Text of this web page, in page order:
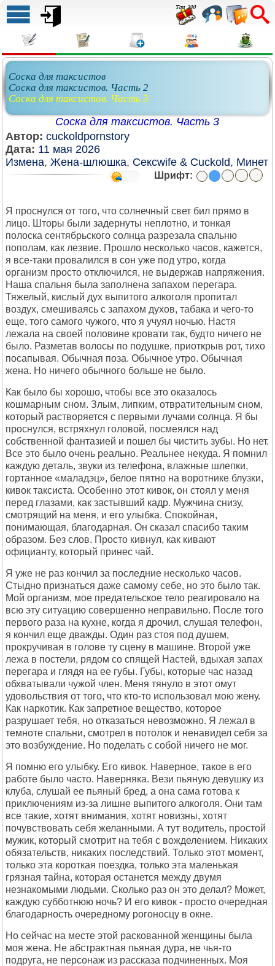
Соска для таксистов
Соска для таксистов. Часть 2
Соска для таксистов. Часть 3
Соска для таксистов. Часть 3
Автор: cuckoldpornstory
Дата: 11 мая 2026
Измена, Жена-шлюшка, Сексwife & Cuckold, Минет
Шрифт:
Я проснулся от того, что солнечный свет бил прямо в
лицо. Шторы были задернуты неплотно, и тонкая
полоска сентябрьского солнца разрезала спальню
пополам, как лезвие. Прошло несколько часов, кажется,
я все-таки провалился в сон уже под утро, когда
организм просто отключился, не выдержав напряжения.
Наша спальня была заполнена запахом перегара.
Тяжелый, кислый дух выпитого алкоголя пропитал
воздух, смешиваясь с запахом духов, табака и чего-то
еще, того самого чужого, что я учуял ночью. Настя
лежала на своей половине кровати так, будто ничего не
было. Разметав волосы по подушке, приоткрыв рот, тихо
посапывая. Обычная поза. Обычное утро. Обычная
жена. Но ничего обычного больше не было.
Как было бы хорошо, чтобы все это оказалось
кошмарным сном. Злым, липким, отвратительным сном,
который растворяется с первыми лучами солнца. Я бы
проснулся, встряхнул головой, посмеялся над
собственной фантазией и пошел бы чистить зубы. Но нет.
Все это было очень реально. Реальнее некуда. Я помнил
каждую деталь, звуки из телефона, влажные шлепки,
гортанное «маладэц», белое пятно на воротнике блузки,
кивок таксиста. Особенно этот кивок, он стоял у меня
перед глазами, как застывший кадр. Мужчина снизу,
смотрящий на меня, и его улыбка. Спокойная,
понимающая, благодарная. Он сказал спасибо таким
образом. Без слов. Просто кивнул, как кивают
официанту, который принес чай.
Я уже не раз кончил за последние несколько часов.
Стыдно признаться даже самому себе, но это было так.
Мой организм, мое предательское тело реагировало на
всю эту ситуацию совершенно неправильно. После того
первого раза на кухне, когда я дрочил, слушая телефон,
я кончил еще дважды. Один раз стоя под душем,
прокручивая в голове ту сцену в машине. Второй уже
лежа в постели, рядом со спящей Настей, вдыхая запах
перегара и глядя на ее губы. Губы, которые час назад
обхватывали чужой член. Меня тянуло в этот омут
удовольствия от того, что кто-то использовал мою жену.
Как наркотик. Как запретное вещество, которое
разрушает тебя, но отказаться невозможно. Я лежал в
темноте спальни, смотрел в потолок и ненавидел себя за
это возбуждение. Но поделать с собой ничего не мог.
Я помню его улыбку. Его кивок. Наверное, такое в его
работе было часто. Наверняка. Вези пьяную девушку из
клуба, слушай ее пьяный бред, а она сама готова к
приключениям из-за лишне выпитого алкоголя. Они там
все такие, хотят внимания, хотят новизны, хотят
почувствовать себя желанными. А тут водитель, простой
мужик, который смотрит на тебя с вожделением. Никаких
обязательств, никаких последствий. Только этот момент,
только эта короткая поездка, только эта маленькая
грязная тайна, которая останется между двумя
незнакомыми людьми. Сколько раз он это делал? Может,
каждую субботнюю ночь? И его кивок - просто очередная
благодарность очередному рогоносцу в окне.
Но сейчас на месте этой раскованной женщины была
моя жена. Не абстрактная пьяная дура, не чья-то
подруга, не персонаж из рассказа подчиненных. Моя